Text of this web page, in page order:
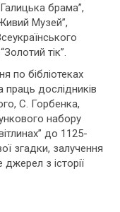
брама”,
Музей”,
тік”.
по бібліотеках
праць дослідників
С. Горбенка,
набору
до 1125-
згадки, залучення
з історії